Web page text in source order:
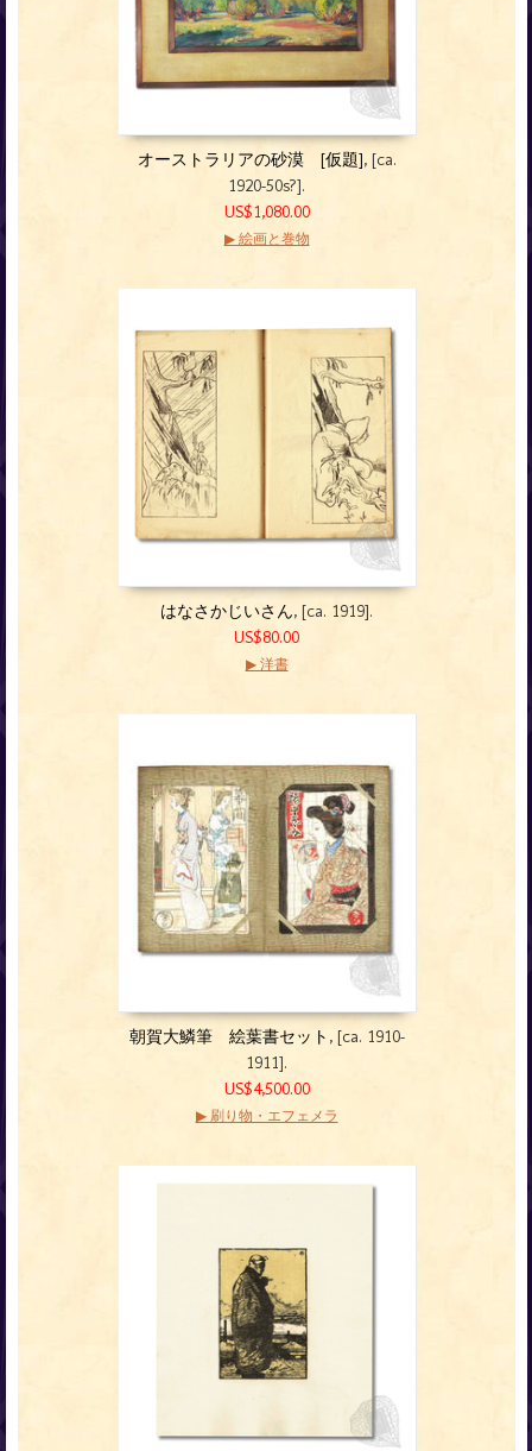
オーストラリアの砂漠 [仮題] , [ca.
1920-50s?].
US$1,080.00
▶ 絵画と巻物
はなさかじいさん, [ca. 1919].
US$80.00
▶ 洋書
朝賀大鱗筆 絵葉書セット , [ca. 1910-
1911].
US$4,500.00
▶ 刷り物・エフェメラ